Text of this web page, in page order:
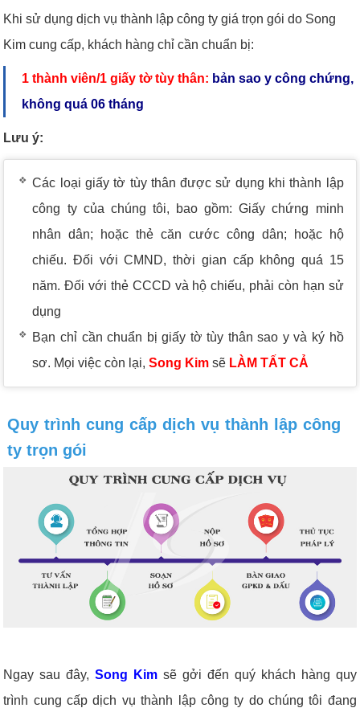
Khi sử dụng dịch vụ thành lập công ty giá trọn gói do Song
Kim cung cấp, khách hàng chỉ cần chuẩn bị:
1 thành viên/1 giấy tờ tùy thân: bản sao y công chứng,
không quá 06 tháng
Lưu ý:
Các loại giấy tờ tùy thân được sử dụng khi thành lập
công ty của chúng tôi, bao gồm: Giấy chứng minh
nhân dân; hoặc thẻ căn cước công dân; hoặc hộ
chiếu. Đối với CMND, thời gian cấp không quá 15
năm. Đối với thẻ CCCD và hộ chiếu, phải còn hạn sử
dụng
Bạn chỉ cần chuẩn bị giấy tờ tùy thân sao y và ký hồ
sơ. Mọi việc còn lại,Song Kim sẽ LÀM TẤT CẢ
Quy trình cung cấp dịch vụ thành lập công
ty trọn gói
Ngay sau đây,Song Kim sẽ gởi đến quý khách hàng quy
trình cung cấp dịch vụ thành lập công ty do chúng tôi đang